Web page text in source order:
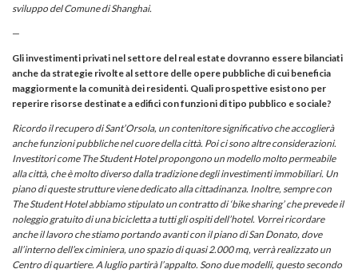
sviluppo del Comune di Shanghai.
—
Gli investimenti privati nel settore del real estate dovranno essere bilanciati
anche da strategie rivolte al settore delle opere pubbliche di cui beneficia
maggiormente la comunità dei residenti. Quali prospettive esistono per
reperire risorse destinate a edifici con funzioni di tipo pubblico e sociale?
Ricordo il recupero di Sant’Orsola, un contenitore significativo che accoglierà
anche funzioni pubbliche nel cuore della città. Poi ci sono altre considerazioni.
Investitori come The Student Hotelpropongono un modello molto permeabile
alla città, che è molto diverso dalla tradizione degli investimenti immobiliari. Un
piano di queste strutture viene dedicato alla cittadinanza. Inoltre, sempre con
The Student Hotel abbiamo stipulato un contratto di ‘bike sharing’ che prevede il
noleggio gratuito di una bicicletta a tutti gli ospiti dell’hotel. Vorrei ricordare
anche il lavoro che stiamo portando avanti con il piano di San Donato, dove
all’interno dell’ex ciminiera, uno spazio di quasi 2.000 mq, verrà realizzato un
Centro di quartiere. A luglio partirà l’appalto. Sono due modelli, questo secondo